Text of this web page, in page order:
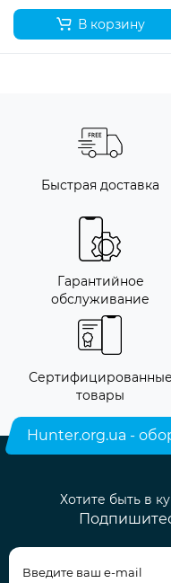
В корзину
Быстрая доставка
Гарантийное
обслуживание
Сертифицированные
товары
Hunter.org.ua -
Хотите быть в